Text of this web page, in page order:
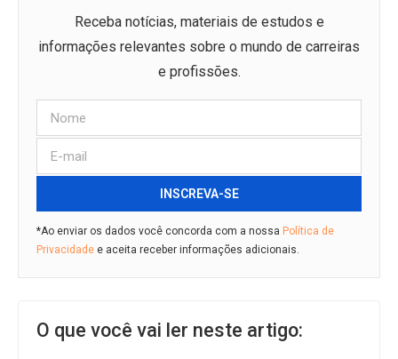
Receba notícias, materiais de estudos e
informações relevantes sobre o mundo de carreiras
e profissões.
INSCREVA-SE
*Ao enviar os dados você concorda com a nossa Política de
Privacidade e aceita receber informações adicionais.
O que você vai ler neste artigo: